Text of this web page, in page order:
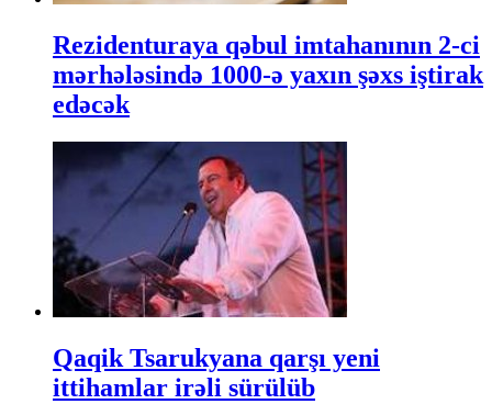
Rezidenturaya qəbul imtahanının 2-ci
mərhələsində 1000-ə yaxın şəxs iştirak
edəcək
Qaqik Tsarukyana qarşı yeni
ittihamlar irəli sürülüb